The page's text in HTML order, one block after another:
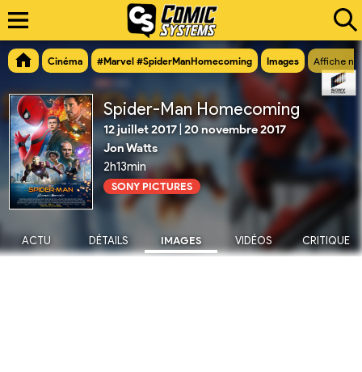
Cinéma #Marvel #SpiderManHomecoming Images Affiche
Spider-Man Homecoming
12 juillet 2017 20 novembre 2017
Jon Watts
2h13min
SONY PICTURES
ACTU DÉTAILS IMAGES VIDÉOS CRITIQUE